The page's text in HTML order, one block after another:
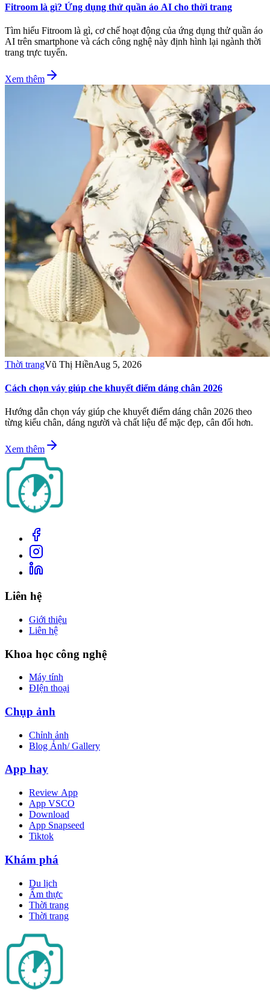
Fitroom là gì? Ứng dụng thử quần áo AI cho thời trang
Tìm hiểu Fitroom là gì, cơ chế hoạt động của ứng dụng thử quần áo
AI trên smartphone và cách công nghệ này định hình lại ngành thời
trang trực tuyến.
Xem thêm
Thời trangVũ Thị HiềnAug 5, 2026
Cách chọn váy giúp che khuyết điểm dáng chân 2026
Hướng dẫn chọn váy giúp che khuyết điểm dáng chân 2026 theo
từng kiểu chân, dáng người và chất liệu để mặc đẹp, cân đối hơn.
Xem thêm
Liên hệ
Giới thiệu
Liên hệ
Khoa học công nghệ
Máy tính
ĐIện thoại
Chụp ảnh
Chỉnh ảnh
Blog Ảnh/ Gallery
App hay
Review App
App VSCO
Download
App Snapseed
Tiktok
Khám phá
Du lịch
Ẩm thực
Thời trang
Thời trang